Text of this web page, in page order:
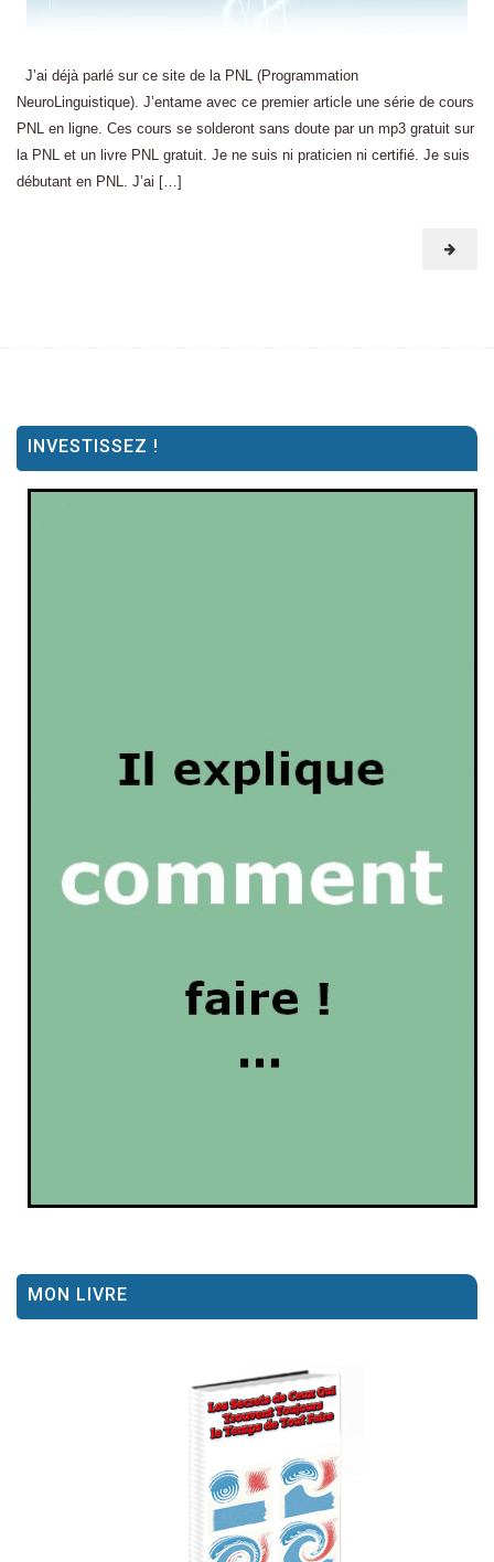
J’ai déjà parlé sur ce site de la PNL (Programmation
NeuroLinguistique). J’entame avec ce premier article une série de cours
PNL en ligne. Ces cours se solderont sans doute par un mp3 gratuit sur
la PNL et un livre PNL gratuit. Je ne suis ni praticien ni certifié. Je suis
débutant en PNL. J’ai […]
INVESTISSEZ !
MON LIVRE